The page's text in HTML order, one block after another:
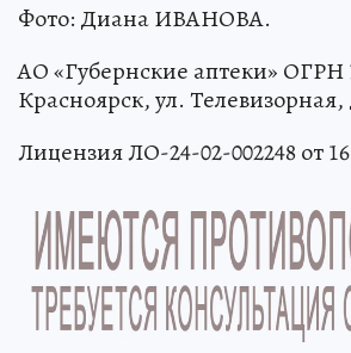
Фото: Диана ИВАНОВА.
АО «Губернские аптеки» ОГРН
Красноярск, ул. Телевизорная,
Лицензия ЛО-24-02-002248 от